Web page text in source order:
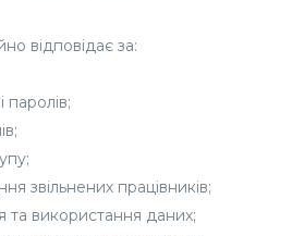
відповідає за:
паролів;
звільнених працівників;
та використання даних;